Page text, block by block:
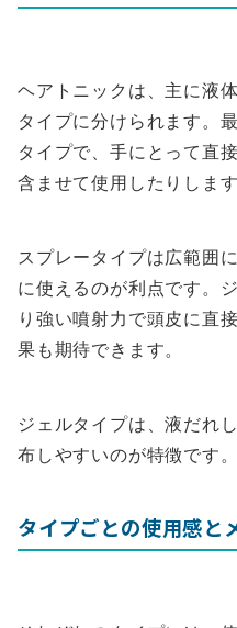
ヘアトニックは、主に液
タイプに分けられます。
タイプで、手にとって直
含ませて使用したりします
スプレータイプは広範囲
に使えるのが利点です。
り強い噴射力で頭皮に直
果も期待できます。
ジェルタイプは、液だれ
布しやすいのが特徴です。
タイプごとの使用感と